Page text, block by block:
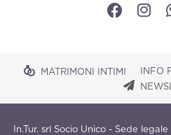
MATRIMONI INTIMI INFO
In.Tur. srl Socio Unico - Sede